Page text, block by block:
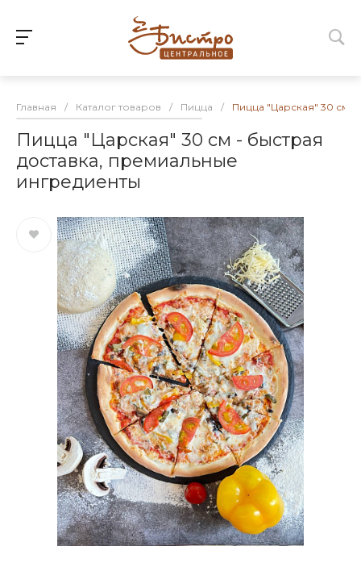
Главная / Каталог товаров / Пицца / Пицца "Царская" 30 см -
Пицца "Царская" 30 см - быстрая
доставка, премиальные
ингредиенты